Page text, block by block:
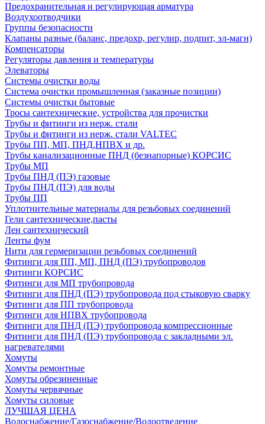
Предохранительная и регулирующая арматура
Воздухоотводчики
Группы безопасности
Клапаны разные (баланс, предохр, регулир, подпит, эл-магн)
Компенсаторы
Регуляторы давления и температуры
Элеваторы
Системы очистки воды
Система очистки промышленная (заказные позиции)
Системы очистки бытовые
Тросы сантехнические, устройства для прочистки
Трубы и фитинги из нерж. стали
Трубы и фитинги из нерж. стали VALTEC
Трубы ПП, МП, ПНД,НПВХ и др.
Трубы канализационные ПНД (безнапорные) КОРСИС
Трубы МП
Трубы ПНД (ПЭ) газовые
Трубы ПНД (ПЭ) для воды
Трубы ПП
Уплотнительные материалы для резьбовых соединений
Гели сантехнические,пасты
Лен сантехнический
Ленты фум
Нити для гермеризации резьбовых соединений
Фитинги для ПП, МП, ПНД (ПЭ) трубопроводов
Фитинги КОРСИС
Фитинги для МП трубопровода
Фитинги для ПНД (ПЭ) трубопровода под стыковую сварку
Фитинги для ПП трубопровода
Фитинги для НПВХ трубопровода
Фитинги для ПНД (ПЭ) трубопровода компрессионные
Фитинги для ПНД (ПЭ) трубопровода с закладными эл.
нагревателями
Хомуты
Хомуты ремонтные
Хомуты обрезиненные
Хомуты червячные
Хомуты силовые
ЛУЧШАЯ ЦЕНА
Водоснабжение/Газоснабжение/Водоотведение